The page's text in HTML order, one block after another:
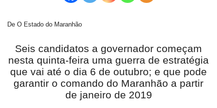
De O Estado do Maranhão
Seis candidatos a governador começam
nesta quinta-feira uma guerra de estratégia
que vai até o dia 6 de outubro; e que pode
garantir o comando do Maranhão a partir
de janeiro de 2019